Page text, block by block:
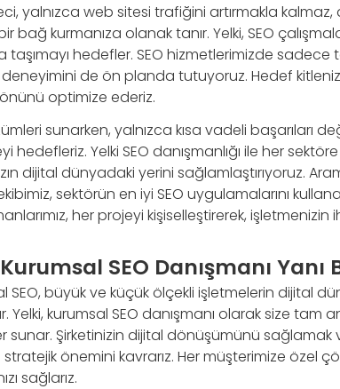
yalnızca web sitesi trafiğini artırmakla
bağ kurmanıza olanak tanır. Yelki, SEO
taşımayı hedefler. SEO hizmetlerimizde
deneyimini de ön planda tutuyoruz. Hedef
optimize ederiz.
sunarken, yalnızca kısa vadeli başarıları
hedefleriz. Yelki SEO danışmanlığı ile her
dijital dünyadaki yerini sağlamlaştırıyoruz.
sektörün en iyi SEO uygulamalarını
her projeyi kişiselleştirerek,
SEO Danışmanı Yanı
SEO, büyük ve küçük ölçekli işletmelerin dijital
Yelki, kurumsal SEO danışmanı olarak size
sunar. Şirketinizin dijital dönüşümünü
stratejik önemini kavrarız. Her müşterimize özel
sağlarız.